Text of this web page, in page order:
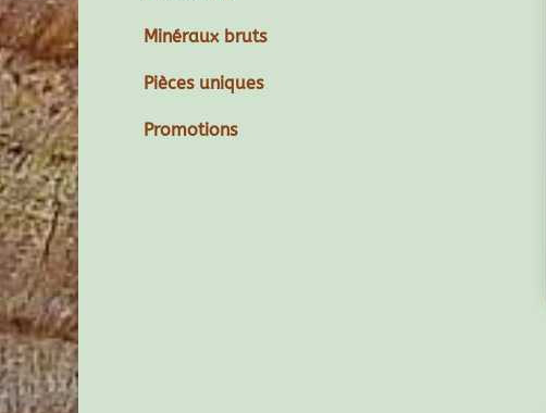
Minéraux bruts
Pièces uniques
Promotions